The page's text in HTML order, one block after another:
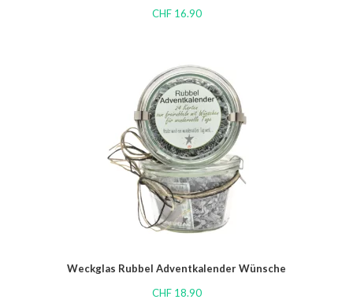
CHF16.90
Weckglas Rubbel Adventkalender Wünsche
CHF18.90